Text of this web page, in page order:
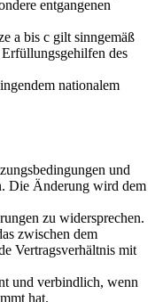
entgangenen
a bis c gilt sinngemäß
des
nationalem
und
Die Änderung wird dem
zu widersprechen.
zwischen dem
Vertragsverhältnis mit
und verbindlich, wenn
hat.